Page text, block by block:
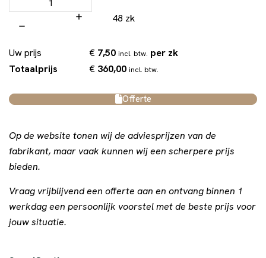
48 zk
Uw prijs € 7,50 incl. btw. per zk
Totaalprijs
€ 360,00 incl. btw.
Offerte
Op de website tonen wij de adviesprijzen van de
fabrikant, maar vaak kunnen wij een scherpere prijs
bieden.
Vraag vrijblijvend een offerte aan en ontvang binnen 1
werkdag een persoonlijk voorstel met de beste prijs voor
jouw situatie.